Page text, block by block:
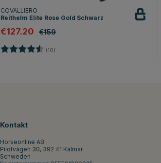
COVALLIERO
Reithelm Elite Rose Gold Schwarz
€127.20 €159
Bewertung: (10)
Kontakt
Horseonline AB
Pilotvägen 30, 392 41 Kalmar
Schweden